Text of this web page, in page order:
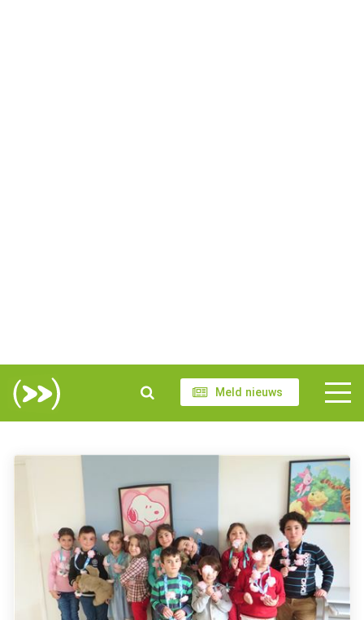
Meld nieuws